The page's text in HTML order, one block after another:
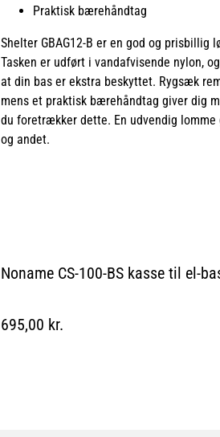
Praktisk bærehåndtag
Shelter GBAG12-B er en god og
Tasken er udført i vandafvisende nylon,
at din bas er ekstra beskyttet. Rygsæk
mens et praktisk bærehåndtag giver dig
du foretrækker dette. En udvendig
og andet.
Noname CS-100-BS kasse til el-
695,00 kr.